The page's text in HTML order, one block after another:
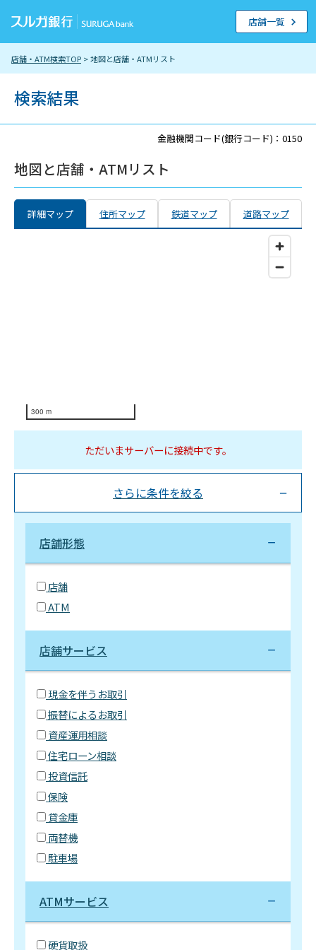
店舗・ATM検索TOP > 地図と店舗・ATMリスト
店舗一覧
検索結果
金融機関コード(銀行コード)：0150
地図と店舗・ATMリスト
詳細マップ 住所マップ 鉄道マップ 道路マップ
300 m
ただいまサーバーに接続中です。
さらに条件を絞る
店舗形態
店舗
ATM
店舗サービス
現金を伴うお取引
振替によるお取引
資産運用相談
住宅ローン相談
投資信託
保険
貸金庫
両替機
駐車場
ATMサービス
硬貨取扱